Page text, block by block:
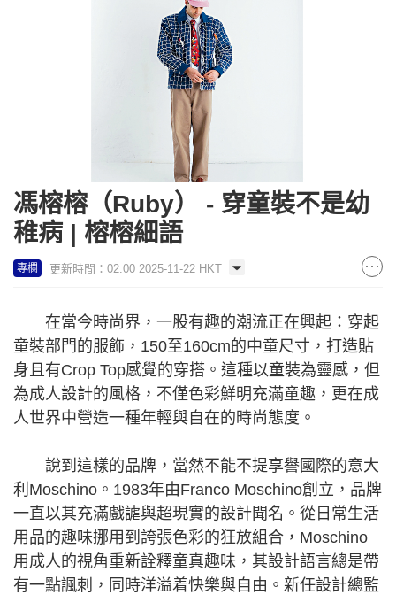
馮榕榕（Ruby） - 穿童裝不是幼
稚病 | 榕榕細語
專欄 更新時間：02:00 2025-11-22 HKT
在當今時尚界，一股有趣的潮流正在興起：穿起
童裝部門的服飾，150至160cm的中童尺寸，打造貼
身且有Crop Top感覺的穿搭。這種以童裝為靈感，但
為成人設計的風格，不僅色彩鮮明充滿童趣，更在成
人世界中營造一種年輕與自在的時尚態度。
說到這樣的品牌，當然不能不提享譽國際的意大
利Moschino。1983年由Franco Moschino創立，品牌
一直以其充滿戲謔與超現實的設計聞名。從日常生活
用品的趣味挪用到誇張色彩的狂放組合，Moschino
用成人的視角重新詮釋童真趣味，其設計語言總是帶
有一點諷刺，同時洋溢着快樂與自由。新任設計總監